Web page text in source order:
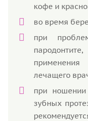
кофе и
во время
при
лечащего
при ношении
зубных